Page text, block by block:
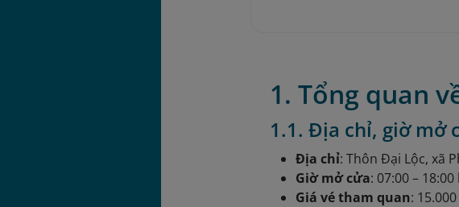
1. Tổng quan
1.1. Địa chỉ, giờ mở
Địa chỉ: Thôn Đại Lộc, xã
Giờ mở cửa: 07:00 –
Giá vé tham quan: